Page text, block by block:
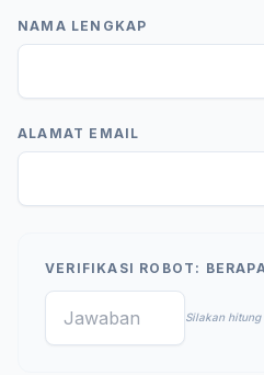
NAMA LENGKAP
ALAMAT EMAIL
VERIFIKASI ROBOT:
Silakan